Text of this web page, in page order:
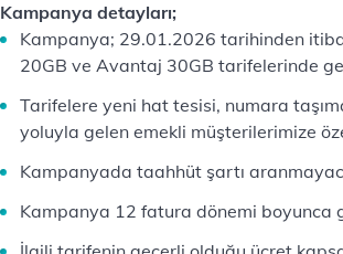
Kampanya detayları;
Kampanya; 29.01.2026 tarihinden
20GB ve Avantaj 30GB tarifelerinde
Tarifelere yeni hat tesisi, numara
yoluyla gelen emekli müşterilerimize
Kampanyada taahhüt şartı
Kampanya 12 fatura dönemi boyunca